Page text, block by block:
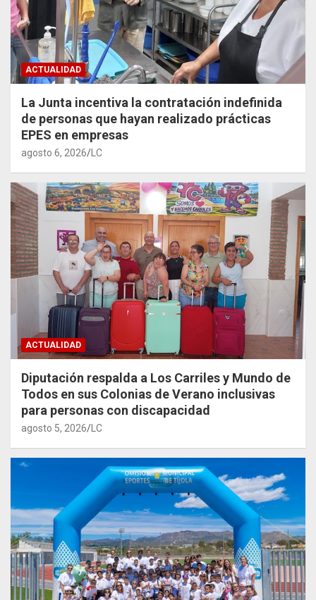
ACTUALIDAD
La Junta incentiva la contratación indefinida
de personas que hayan realizado prácticas
EPES en empresas
agosto 6, 2026 LC
ACTUALIDAD
Diputación respalda a Los Carriles y Mundo de
Todos en sus Colonias de Verano inclusivas
para personas con discapacidad
agosto 5, 2026 LC